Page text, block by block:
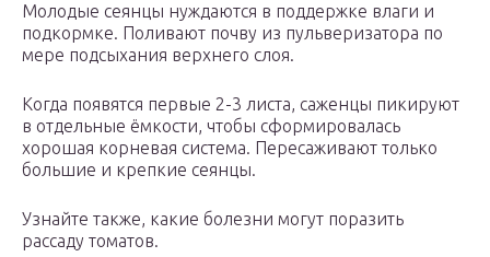
Молодые сеянцы нуждаются в поддержке влаги и
подкормке. Поливают почву из пульверизатора по
мере подсыхания верхнего слоя.
Когда появятся первые 2-3 листа, саженцы пикируют
в отдельные ёмкости, чтобы сформировалась
хорошая корневая система. Пересаживают только
большие и крепкие сеянцы.
Узнайте также, какие болезни могут поразить
рассаду томатов.